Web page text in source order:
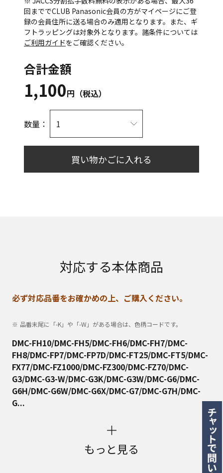
回まででCLUB Panasonic会員の方がマイページにご登
録の会員住所に送る場合のみ適用となります。また、ギ
フトラッピングは対象外となります。諸条件については
ご利用ガイドをご確認ください。
合計金額
1,100円（税込）
数量：
買い物かごに入れる
対応する本体商品
必ず対応品番をお確かめの上、ご購入ください。
品番末尾に「-K」や「-W」がある場合は、色柄コードです。
DMC-FH10/DMC-FH5/DMC-FH6/DMC-FH7/DMC-
FH8/DMC-FP7/DMC-FP7D/DMC-FT25/DMC-FT5/DMC-
FX77/DMC-FZ1000/DMC-FZ300/DMC-FZ70/DMC-
G3/DMC-G3-W/DMC-G3K/DMC-G3W/DMC-G6/DMC-
G6H/DMC-G6W/DMC-G6X/DMC-G7/DMC-G7H/DMC-
G...
もっと見る